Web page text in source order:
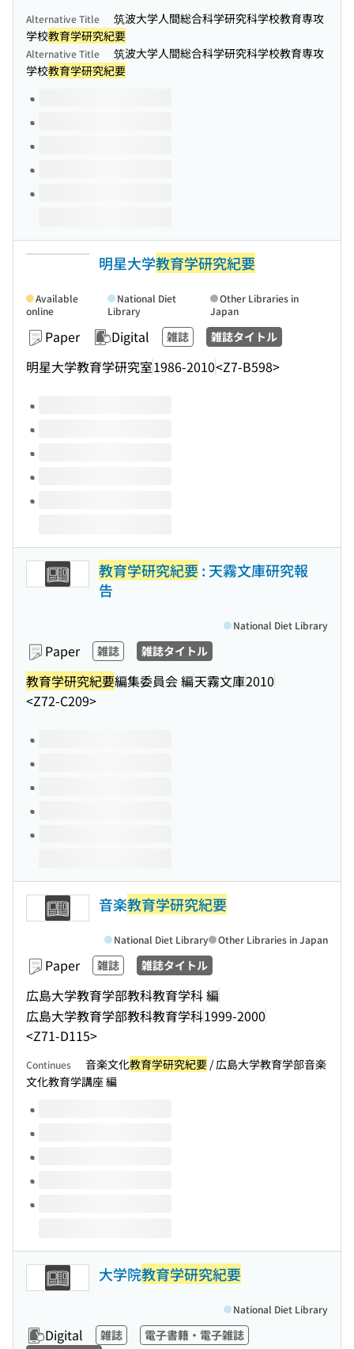
Alternative Title
筑波大学人間総合科学研究科学校教育専攻
学校教育学研究紀要
Alternative Title
筑波大学人間総合科学研究科学校教育専攻
学校教育学研究紀要
Volumes of this title
明星大学教育学研究紀要
Paper Digital 雑誌 雑誌タイトル
明星大学教育学研究室1986-2010<Z7-B598>
Available
online
National Diet
Library
Other Libraries in
Japan
Volumes of this title
教育学研究紀要: 天霧文庫研究報
告
Paper 雑誌 雑誌タイトル
教育学研究紀要編集委員会 編天霧文庫2010
<Z72-C209>
National Diet Library
Volumes of this title
音楽教育学研究紀要
Paper 雑誌 雑誌タイトル
広島大学教育学部教科教育学科 編
広島大学教育学部教科教育学科1999-2000
<Z71-D115>
National Diet Library Other Libraries in Japan
Continues 音楽文化教育学研究紀要 / 広島大学教育学部音楽
文化教育学講座 編
Volumes of this title
大学院教育学研究紀要
Digital 雑誌
電子書籍・電子雑誌
National Diet Library